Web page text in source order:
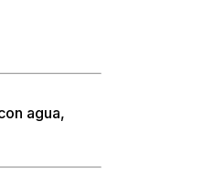
agua,